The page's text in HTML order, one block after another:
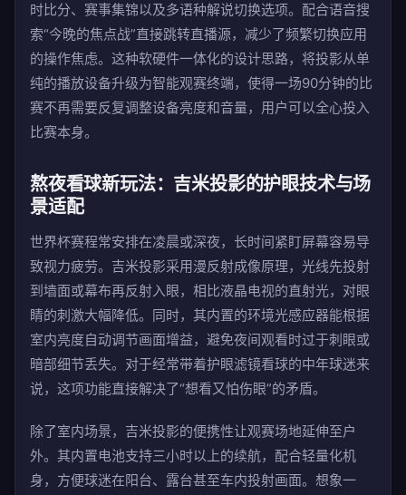
时比分、赛事集锦以及多语种解说切换选项。配合语音搜
索“今晚的焦点战”直接跳转直播源，减少了频繁切换应用
的操作焦虑。这种软硬件一体化的设计思路，将投影从单
纯的播放设备升级为智能观赛终端，使得一场90分钟的比
赛不再需要反复调整设备亮度和音量，用户可以全心投入
比赛本身。
熬夜看球新玩法：吉米投影的护眼技术与场
景适配
世界杯赛程常安排在凌晨或深夜，长时间紧盯屏幕容易导
致视力疲劳。吉米投影采用漫反射成像原理，光线先投射
到墙面或幕布再反射入眼，相比液晶电视的直射光，对眼
睛的刺激大幅降低。同时，其内置的环境光感应器能根据
室内亮度自动调节画面增益，避免夜间观看时过于刺眼或
暗部细节丢失。对于经常带着护眼滤镜看球的中年球迷来
说，这项功能直接解决了“想看又怕伤眼”的矛盾。
除了室内场景，吉米投影的便携性让观赛场地延伸至户
外。其内置电池支持三小时以上的续航，配合轻量化机
身，方便球迷在阳台、露台甚至车内投射画面。想象一